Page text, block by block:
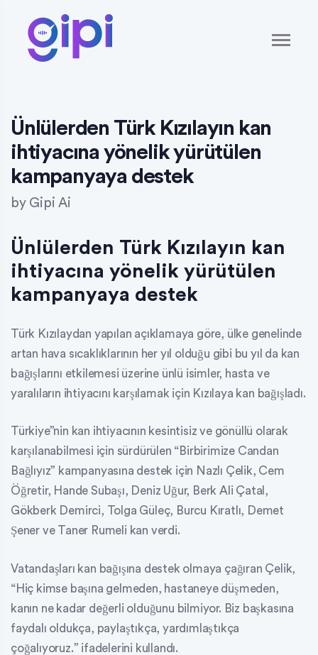
Ünlülerden Türk Kızılayın kan
ihtiyacına yönelik yürütülen
kampanyaya destek
by Gipi Ai
Ünlülerden Türk Kızılayın kan
ihtiyacına yönelik yürütülen
kampanyaya destek
Türk Kızılaydan yapılan açıklamaya göre, ülke genelinde
artan hava sıcaklıklarının her yıl olduğu gibi bu yıl da kan
bağışlarını etkilemesi üzerine ünlü isimler, hasta ve
yaralıların ihtiyacını karşılamak için Kızılaya kan bağışladı.
Türkiye”nin kan ihtiyacının kesintisiz ve gönüllü olarak
karşılanabilmesi için sürdürülen “Birbirimize Candan
Bağlıyız” kampanyasına destek için Nazlı Çelik, Cem
Öğretir, Hande Subaşı, Deniz Uğur, Berk Ali Çatal,
Gökberk Demirci, Tolga Güleç, Burcu Kıratlı, Demet
Şener ve Taner Rumeli kan verdi.
Vatandaşları kan bağışına destek olmaya çağıran Çelik,
“Hiç kimse başına gelmeden, hastaneye düşmeden,
kanın ne kadar değerli olduğunu bilmiyor. Biz başkasına
faydalı oldukça, paylaştıkça, yardımlaştıkça
çoğalıyoruz.” ifadelerini kullandı.